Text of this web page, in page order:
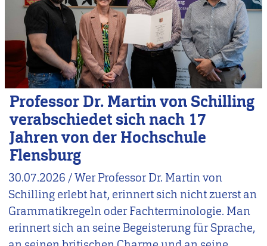
Professor Dr. Martin von Schilling
verabschiedet sich nach 17
Jahren von der Hochschule
Flensburg
30.07.2026 /Wer Professor Dr. Martin von
Schilling erlebt hat, erinnert sich nicht zuerst an
Grammatikregeln oder Fachterminologie. Man
erinnert sich an seine Begeisterung für Sprache,